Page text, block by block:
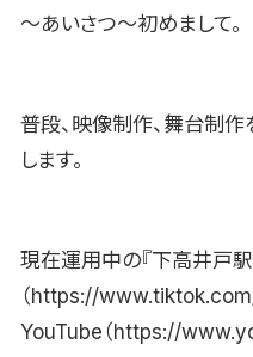
〜あいさつ〜初めまして。
普段、映像制作、舞台制作
します。
現在運用中の『下高井戸
（https://
YouTube（https://